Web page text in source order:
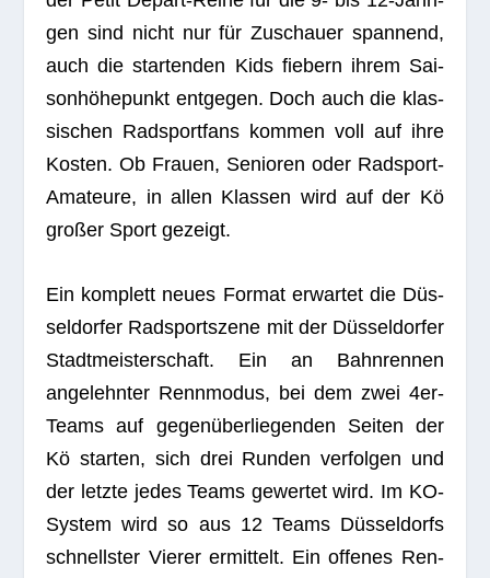
gen sind nicht nur für Zuschauer span­nend,
auch die star­ten­den Kids fie­bern ihrem Sai­
son­hö­he­punkt ent­ge­gen. Doch auch die klas­
si­schen Rad­sport­fans kom­men voll auf ihre
Kos­ten. Ob Frauen, Senio­ren oder Rad­sport-
Ama­teure, in allen Klas­sen wird auf der Kö
gro­ßer Sport gezeigt.
Ein kom­plett neues For­mat erwar­tet die Düs­
sel­dor­fer Rad­sport­szene mit der Düs­sel­dor­fer
Stadt­meis­ter­schaft. Ein an Bahn­ren­nen
ange­lehn­ter Renn­mo­dus, bei dem zwei 4er-
Teams auf gegen­über­lie­gen­den Sei­ten der
Kö star­ten, sich drei Run­den ver­fol­gen und
der letzte jedes Teams gewer­tet wird. Im KO-
Sys­tem wird so aus 12 Teams Düs­sel­dorfs
schnells­ter Vie­rer ermit­telt. Ein offe­nes Ren­